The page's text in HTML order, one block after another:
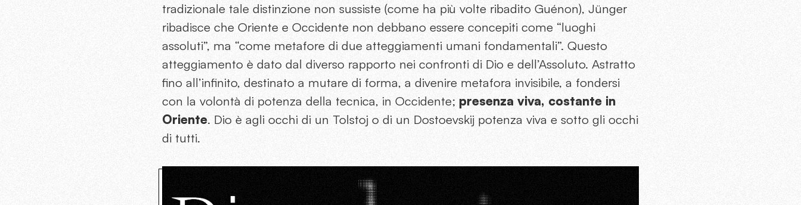
tradizionale tale distinzione non sussiste (come ha più volte ribadito Guénon), Jünger
ribadisce che Oriente e Occidente non debbano essere concepiti come “luoghi
assoluti”, ma “come metafore di due atteggiamenti umani fondamentali”. Questo
atteggiamento è dato dal diverso rapporto nei confronti di Dio e dell’Assoluto. Astratto
fino all’infinito, destinato a mutare di forma, a divenire metafora invisibile, a fondersi
con la volontà di potenza della tecnica, in Occidente; presenza viva, costante in
Oriente. Dio è agli occhi di un Tolstoj o di un Dostoevskij potenza viva e sotto gli occhi
di tutti.